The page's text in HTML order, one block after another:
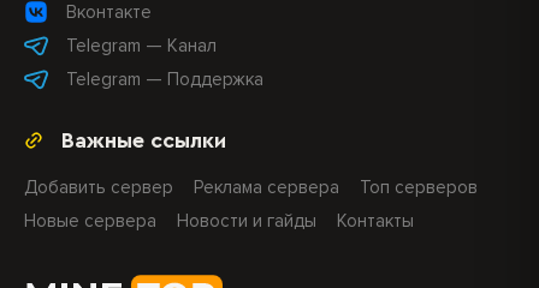
Важные ссылки
Добавить сервер Реклама сервера
Топ серверов
Новые сервера
Новости и гайды Контакты
Вконтакте
Telegram — Канал
Telegram — Поддержка